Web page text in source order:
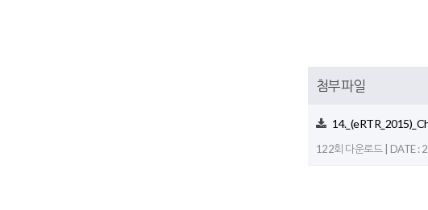
첨부파일
122회 다운로드 | DATE